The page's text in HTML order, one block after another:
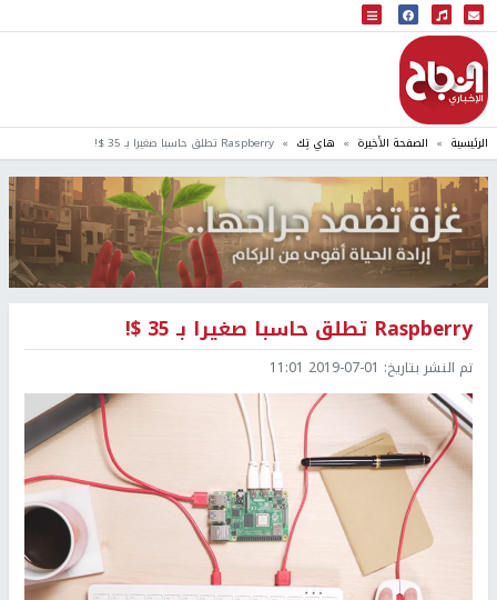
البث المباشر
إذاعة النجاح
الرئيسية الصفحة الأخيرة هاي تِك Raspberry تطلق حاسبا صغيرا بـ 35 $!
Raspberry تطلق حاسبا صغيرا بـ 35 $!
تم النشر بتاريخ: 2019-07-01 11:01